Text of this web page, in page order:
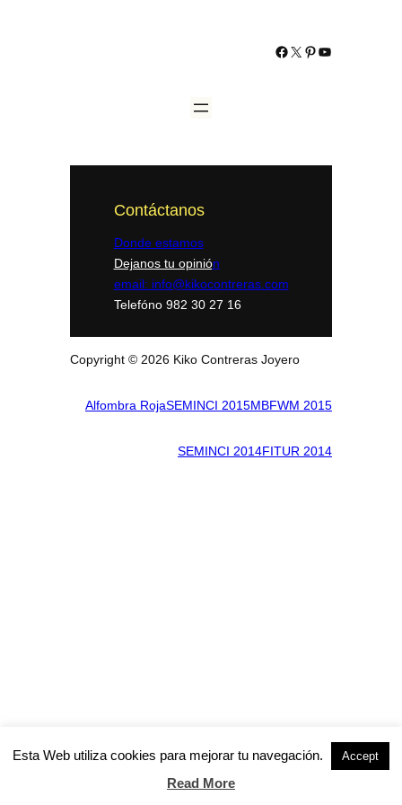
https://
https://
http://
YouTube
Contáctanos
Donde estamos
Dejanos tu opinión
email: info@kikocontreras.com
Telefóno 982 30 27 16
Copyright © 2026 Kiko Contreras Joyero
Alfombra RojaSEMINCI 2015MBFWM 2015
SEMINCI 2014FITUR 2014
Esta Web utiliza cookies para mejorar tu navegación. Accept
Read More